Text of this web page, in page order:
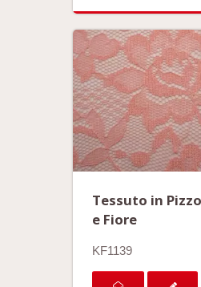
Tessuto in
e Fiore
KF1139